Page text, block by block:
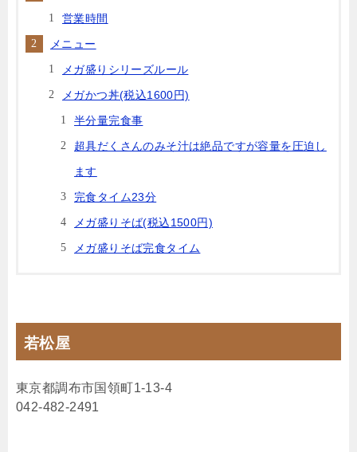
営業時間
メニュー
メガ盛りシリーズルール
メガかつ丼(税込1600円)
半分量完食事
超具だくさんのみそ汁は絶品ですが容量を圧迫し
ます
完食タイム23分
メガ盛りそば(税込1500円)
メガ盛りそば完食タイム
若松屋
東京都調布市国領町1-13-4
042-482-2491